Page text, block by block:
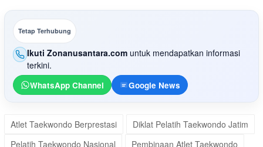
Tetap Terhubung
Ikuti Zonanusantara.com untuk mendapatkan informasi
terkini.
WhatsApp Channel Google News
Atlet Taekwondo Berprestasi
Diklat Pelatih Taekwondo Jatim
Pelatih Taekwondo Nasional
Pembinaan Atlet Taekwondo